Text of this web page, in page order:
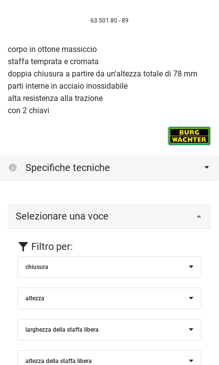
63.501.80 - 89
corpo in ottone massiccio
staffa temprata e cromata
doppia chiusura a partire da un'altezza totale di 78 mm
parti interne in acciaio inossidabile
alta resistenza alla trazione
con 2 chiavi
Specifiche tecniche
Selezionare una voce
Filtro per:
chiusura
altezza
larghezza della staffa libera
altezza della staffa libera